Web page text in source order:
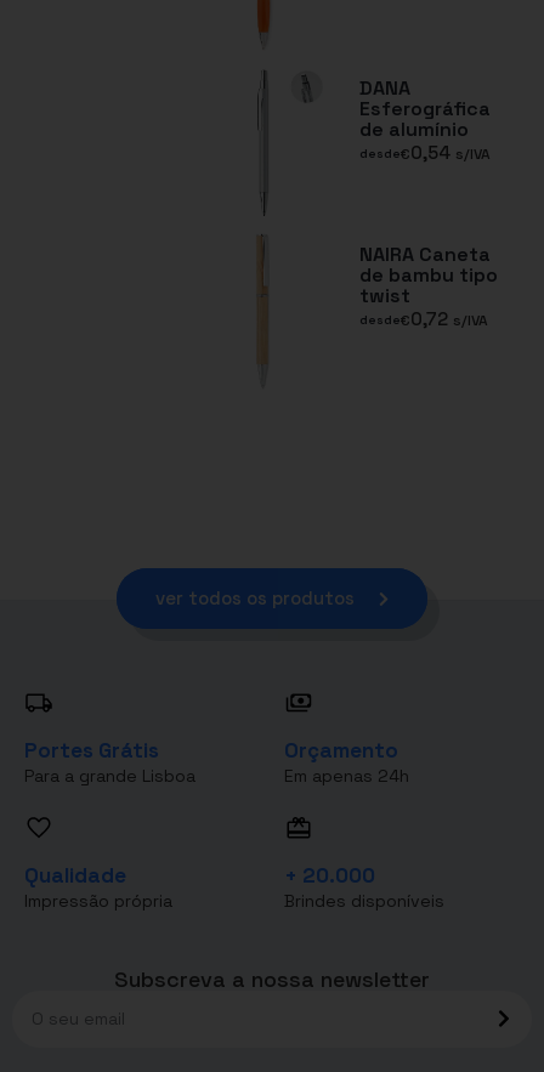
DANA
Esferográfica
de alumínio
desde€0,54 s/IVA
NAIRA Caneta
de bambu tipo
twist
desde€0,72 s/IVA
ver todos os produtos
Portes Grátis
Para a grande Lisboa
Orçamento
Em apenas 24h
Qualidade
Impressão própria
+ 20.000
Brindes disponíveis
Subscreva a nossa newsletter